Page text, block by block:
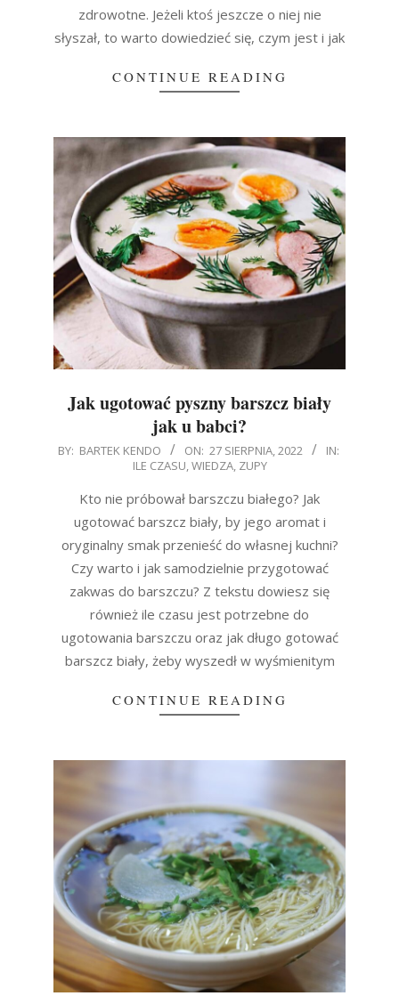
zdrowotne. Jeżeli ktoś jeszcze o niej nie
słyszał, to warto dowiedzieć się, czym jest i jak
CONTINUE READING
Jak ugotować pyszny barszcz biały
jak u babci?
2022-
BY: BARTEK KENDO ON: 27 SIERPNIA, 2022
IN:
ILE CZASU,WIEDZA, ZUPY
Kto nie próbował barszczu białego? Jak
ugotować barszcz biały, by jego aromat i
oryginalny smak przenieść do własnej kuchni?
Czy warto i jak samodzielnie przygotować
zakwas do barszczu? Z tekstu dowiesz się
również ile czasu jest potrzebne do
ugotowania barszczu oraz jak długo gotować
barszcz biały, żeby wyszedł w wyśmienitym
CONTINUE READING